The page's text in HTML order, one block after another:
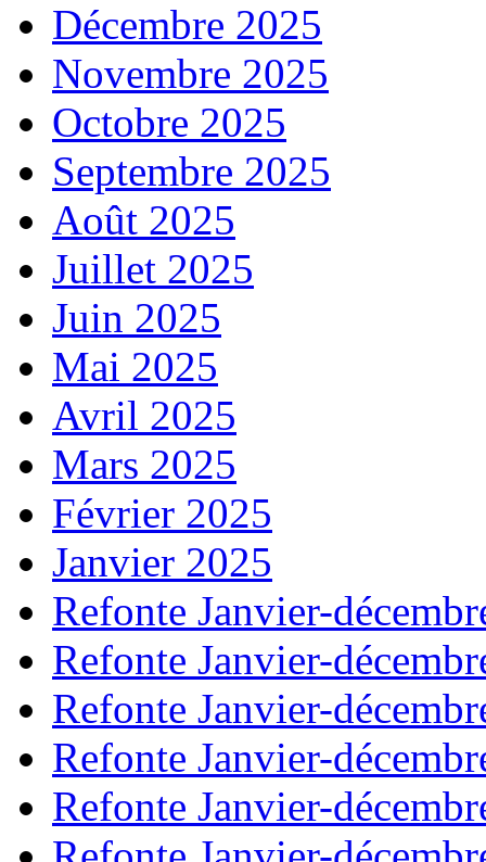
Décembre 2025
Novembre 2025
Octobre 2025
Septembre 2025
Août 2025
Juillet 2025
Juin 2025
Mai 2025
Avril 2025
Mars 2025
Février 2025
Janvier 2025
Refonte Janvier-
Refonte Janvier-
Refonte Janvier-
Refonte Janvier-
Refonte Janvier-